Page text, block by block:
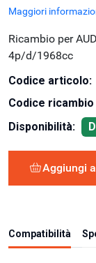
Maggiori
Ricambio per
4p/d/1968cc
Codice articolo:
Codice
Disponibilità:
Aggiungi
Compatibilità